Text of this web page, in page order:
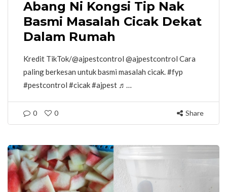
Abang Ni Kongsi Tip Nak
Basmi Masalah Cicak Dekat
Dalam Rumah
Kredit TikTok/@ajpestcontrol @ajpestcontrol Cara
paling berkesan untuk basmi masalah cicak. #fyp
#pestcontrol #cicak #ajpest ♬…
0 0 Share